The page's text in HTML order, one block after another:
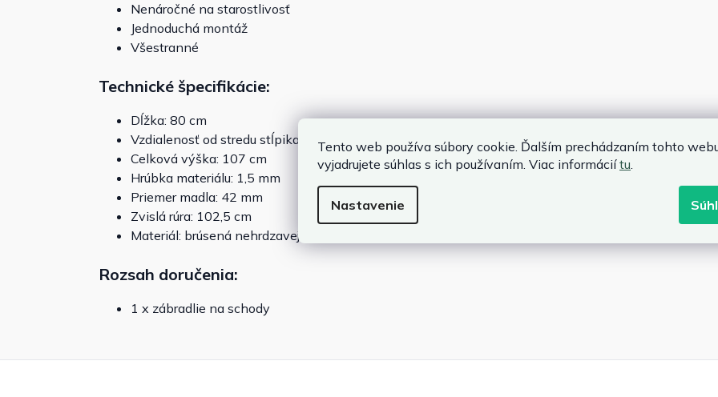
Tento web používa súbory cookie. Ďalším prechádzaním tohto
vyjadrujete súhlas s ich používaním. Viac informáciítu
Nastavenie
Nenáročné na starostlivosť
Jednoduchá montáž
Všestranné
Technické špecifikácie:
Dĺžka: 80 cm
Vzdialenosť od stredu stĺpika k stredu stĺpika: 51,46 cm
Celková výška: 107 cm
Hrúbka materiálu: 1,5 mm
Priemer madla: 42 mm
Zvislá rúra: 102,5 cm
Materiál: brúsená nehrdzavejúca oceľ
Rozsah doručenia:
1 x zábradlie na schody